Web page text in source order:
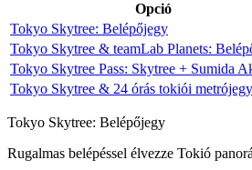
Opció
Tokyo Skytree: Belépőjegy
Tokyo Skytree & teamLab Planets:
Tokyo Skytree Pass: Skytree + Sumida
Tokyo Skytree & 24 órás tokiói metrójegy
Tokyo Skytree: Belépőjegy
Rugalmas belépéssel élvezze Tokió